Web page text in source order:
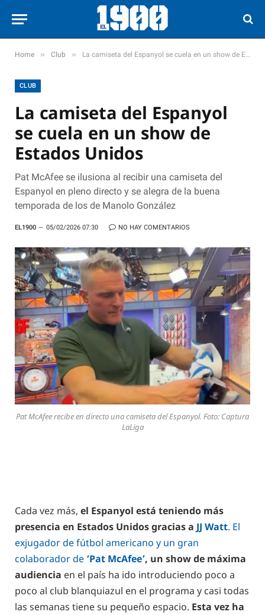
Home » Club » La camiseta del Espanyol se cuela en un show de Estados Unidos
CLUB
La camiseta del Espanyol
se cuela en un show de
Estados Unidos
Pat McAfee se ilusiona al recibir una camiseta del
Espanyol en pleno directo y se alegra de la buena
temporada de los de Manolo González
EL1900 05/02/2026 07:30 NO HAY COMENTARIOS
Pat McAfee recibe en directo una camiseta del Espanyol. Foto: Captura
LaLiga
Cada vez más, el Espanyol está teniendo más
presencia en Estados Unidos gracias a JJ Watt. El
exjugador de fútbol americano y un gran
colaborador de ‘Pat McAfee’, un show de máxima
audiencia en el país ha ido introduciendo poco a
poco al club blanquiazul en el programa y casi todas
las semanas tiene su pequeño espacio. Esta vez ha